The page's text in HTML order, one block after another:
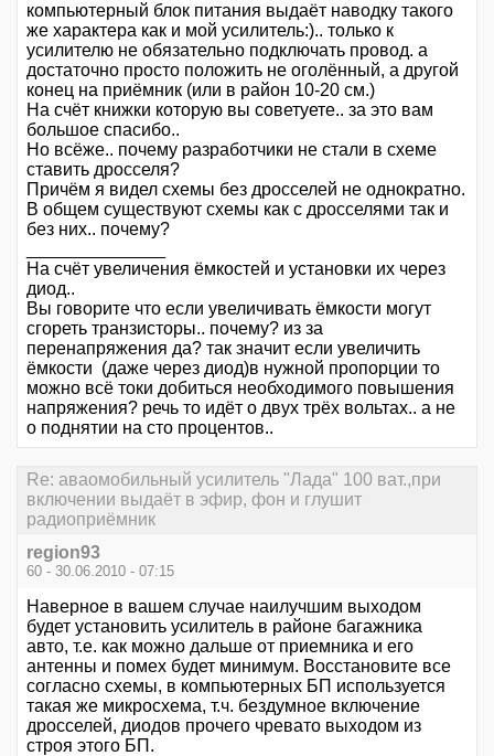
компьютерный блок питания выдаёт наводку такого
же характера как и мой усилитель:).. только к
усилителю не обязательно подключать провод. а
достаточно просто положить не оголённый, а другой
конец на приёмник (или в район 10-20 см.)
На счёт книжки которую вы советуете.. за это вам
большое спасибо..
Но всёже.. почему разработчики не стали в схеме
ставить дросселя?
Причём я видел схемы без дросселей не однократно.
В общем существуют схемы как с дросселями так и
без них.. почему?
На счёт увеличения ёмкостей и установки их через
диод..
Вы говорите что если увеличивать ёмкости могут
сгореть транзисторы.. почему? из за
перенапряжения да? так значит если увеличить
ёмкости (даже через диод)в нужной пропорции то
можно всё токи добиться необходимого повышения
напряжения? речь то идёт о двух трёх вольтах.. а не
о поднятии на сто процентов..
Re: аваомобильный усилитель "Лада" 100 ват.,при
включении выдаёт в эфир, фон и глушит
радиоприёмник
region93
60 - 30.06.2010 - 07:15
Наверное в вашем случае наилучшим выходом
будет установить усилитель в районе багажника
авто, т.е. как можно дальше от приемника и его
антенны и помех будет минимум. Восстановите все
согласно схемы, в компьютерных БП используется
такая же микросхема, т.ч. бездумное включение
дросселей, диодов прочего чревато выходом из
строя этого БП.